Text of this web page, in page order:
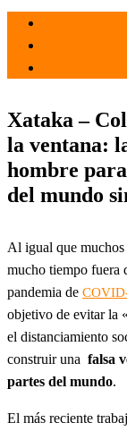
Xataka –
la ventana:
hombre
del mundo
Al igual que muchos
mucho tiempo fuera
pandemia de
objetivo de evitar la
el distanciamiento
construir una falsa
partes del mundo.
El más reciente